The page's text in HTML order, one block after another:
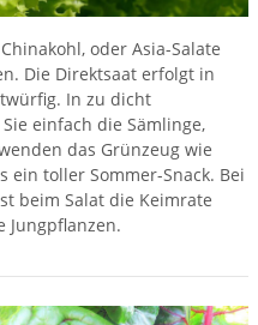
oder Asia-Salate
Die Direktsaat erfolgt in
In zu dicht
einfach die Sämlinge,
das Grünzeug wie
ein toller Sommer-Snack. Bei
beim Salat die Keimrate
Jungpflanzen.